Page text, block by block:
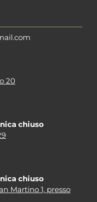
20
chiuso
chiuso
Martino 1, presso